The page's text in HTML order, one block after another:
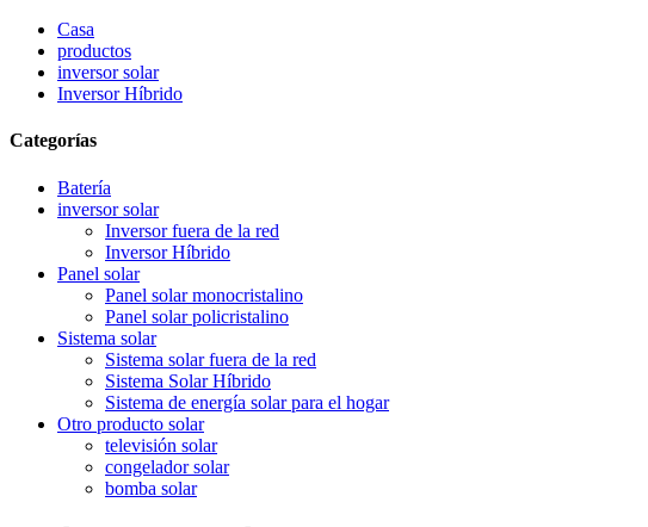
Casa
productos
inversor solar
Inversor Híbrido
Categorías
Batería
inversor solar
Inversor fuera de la red
Inversor Híbrido
Panel solar
Panel solar monocristalino
Panel solar policristalino
Sistema solar
Sistema solar fuera de la red
Sistema Solar Híbrido
Sistema de energía solar para el hogar
Otro producto solar
televisión solar
congelador solar
bomba solar